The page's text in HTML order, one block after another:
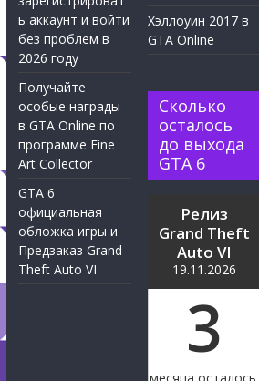
ь аккаунт и войти
без проблем в
2026 году
Получайте
особые награды
в GTA Online по
программе Fine
Art Collector
GTA 6
официальная
обложка игры и
Предзаказ Grand
Theft Auto VI
Хэллоуин 2017 в
GTA Online
Сколько
осталось
до выхода
GTA 6
Релиз
Grand Theft
Auto VI
19.11.2026
3
месяца осталось.